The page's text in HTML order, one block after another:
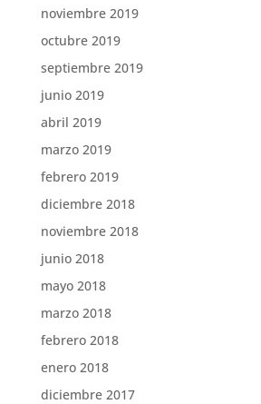
noviembre 2019
octubre 2019
septiembre 2019
junio 2019
abril 2019
marzo 2019
febrero 2019
diciembre 2018
noviembre 2018
junio 2018
mayo 2018
marzo 2018
febrero 2018
enero 2018
diciembre 2017